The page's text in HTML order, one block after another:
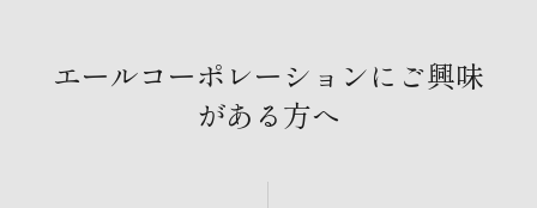
エールコーポレーションにご興味
がある方へ